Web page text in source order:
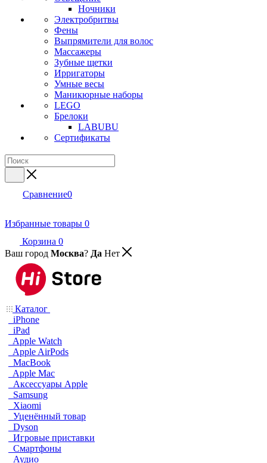
Ночники
Электробритвы
Фены
Выпрямители для волос
Массажеры
Зубные щетки
Ирригаторы
Умные весы
Маникюрные наборы
LEGO
Брелоки
LABUBU
Сертификаты
Сравнение0
Избранные товары 0
Корзина 0
Ваш город Москва? Да Нет
Каталог
iPhone
iPad
Apple Watch
Apple AirPods
MacBook
Apple Mac
Аксессуары Apple
Samsung
Xiaomi
Уценённый товар
Dyson
Игровые приставки
Смартфоны
Аудио